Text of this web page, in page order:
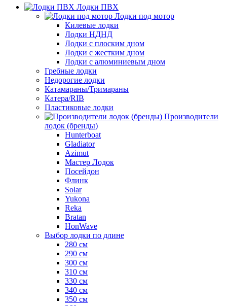
Лодки ПВХ
Лодки под мотор
Килевые лодки
Лодки НДНД
Лодки с плоским дном
Лодки с жестким дном
Лодки с алюминиевым дном
Гребные лодки
Недорогие лодки
Катамараны/Тримараны
Катера/RIB
Пластиковые лодки
Производители
лодок (бренды)
Hunterboat
Gladiator
Azimut
Мастер Лодок
Посейдон
Флинк
Solar
Yukona
Reka
Bratan
HonWave
Выбор лодки по длине
280 см
290 см
300 см
310 см
330 см
340 см
350 см